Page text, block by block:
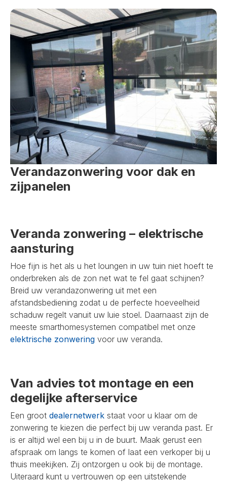
Verandazonwering voor dak en
zijpanelen
Veranda zonwering – elektrische
aansturing
Hoe fijn is het als u het loungen in uw tuin niet hoeft te
onderbreken als de zon net wat te fel gaat schijnen?
Breid uw verandazonwering uit met een
afstandsbediening zodat u de perfecte hoeveelheid
schaduw regelt vanuit uw luie stoel. Daarnaast zijn de
meeste smarthomesystemen compatibel met onze
elektrische zonwering voor uw veranda.
Van advies tot montage en een
degelijke afterservice
Een groot dealernetwerk staat voor u klaar om de
zonwering te kiezen die perfect bij uw veranda past. Er
is er altijd wel een bij u in de buurt. Maak gerust een
afspraak om langs te komen of laat een verkoper bij u
thuis meekijken. Zij ontzorgen u ook bij de montage.
Uiteraard kunt u vertrouwen op een uitstekende